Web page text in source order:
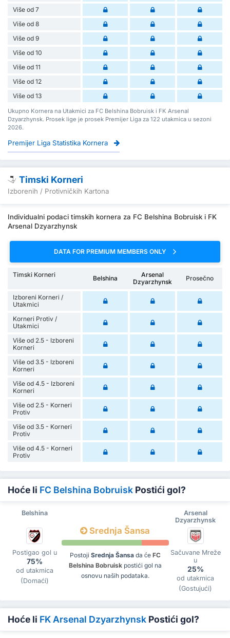
Više od 7
Više od 8
Više od 9
Više od 10
Više od 11
Više od 12
Više od 13
Ukupno Kornera na Utakmici za FC Belshina Bobruisk i FK Arsenal
Dzyarzhynsk. Prosek lige je prosek Premijer Liga za 122 utakmica u sezoni
2026.
Premijer Liga Statistika Kornera
Timski Korneri
Izborenih / Protivničkih Kartona
Individualni podaci timskih kornera za FC Belshina Bobruisk i FK
Arsenal Dzyarzhynsk
DATA FOR PREMIUM MEMBERS ONLY
Timski Korneri Belshina
Arsenal
Dzyarzhynsk
Prosečno
Izboreni Korneri /
Utakmici
Korneri Protiv /
Utakmici
Više od 2.5 - Izboreni
Korneri
Više od 3.5 - Izboreni
Korneri
Više od 4.5 - Izboreni
Korneri
Više od 2.5 - Korneri
Protiv
Više od 3.5 - Korneri
Protiv
Više od 4.5 - Korneri
Protiv
Hoće li FC Belshina Bobruisk Postići gol?
Belshina
Arsenal
Dzyarzhynsk
Postigao gol u
75%
od utakmica
(Domaći)
Srednja Šansa
Postoji Srednja Šansada će FC
Belshina Bobruiskpostići gol na
osnovu naših podataka.
Sačuvane Mreže
u
25%
od utakmica
(Gostujući)
Hoće li FK Arsenal Dzyarzhynsk Postići gol?